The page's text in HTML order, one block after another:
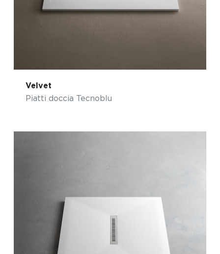
Velvet
Piatti doccia Tecnoblu